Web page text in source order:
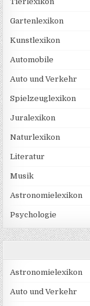
Gartenlexikon
Kunstlexikon
Automobile
Auto und Verkehr
Spielzeuglexikon
Juralexikon
Naturlexikon
Literatur
Musik
Astronomielexikon
Psychologie
Astronomielexikon
Auto und Verkehr